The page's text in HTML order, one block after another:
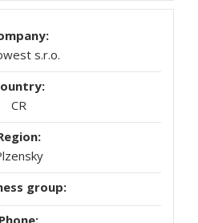
s.r.o.
CR